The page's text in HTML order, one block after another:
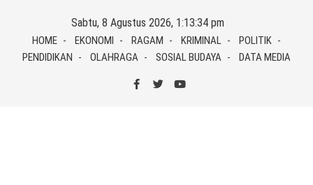
content
Sabtu, 8 Agustus 2026, 1:13:35 pm
HOME EKONOMI RAGAM KRIMINAL
POLITIK
PENDIDIKAN
OLAHRAGA SOSIAL BUDAYA DATA MEDIA